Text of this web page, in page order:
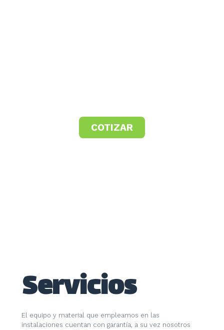
COTIZAR
Servicios
El equipo y material que empleamos en las
instalaciones cuentan con garantía, a su vez nosotros